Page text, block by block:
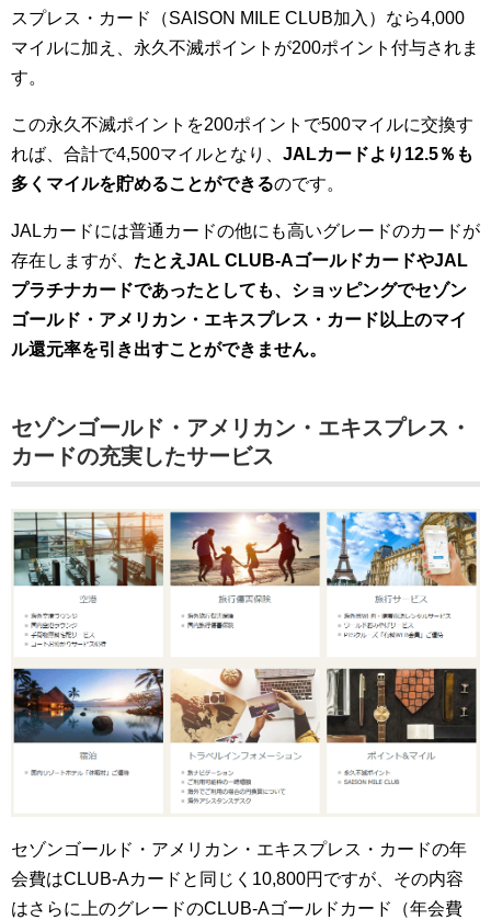
スプレス・カード（SAISON MILE CLUB加入）なら4,000
マイルに加え、永久不滅ポイントが200ポイント付与されま
す。
この永久不滅ポイントを200ポイントで500マイルに交換す
れば、合計で4,500マイルとなり、 JALカードより12.5％も
多くマイルを貯めることができるのです。
JALカードには普通カードの他にも高いグレードのカードが
存在しますが、 たとえJAL CLUB-AゴールドカードやJAL
プラチナカードであったとしても、ショッピングでセゾン
ゴールド・アメリカン・エキスプレス・カード以上のマイ
ル還元率を引き出すことができません。
セゾンゴールド・アメリカン・エキスプレス・
カードの充実したサービス
セゾンゴールド・アメリカン・エキスプレス・カードの年
会費はCLUB-Aカードと同じく10,800円ですが、その内容
はさらに上のグレードのCLUB-Aゴールドカード（年会費